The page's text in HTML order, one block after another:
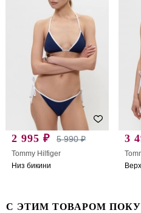
2 995 ₽ 5 990 ₽
Tommy Hilfiger
Низ бикини
3
С ЭТИМ ТОВАРОМ